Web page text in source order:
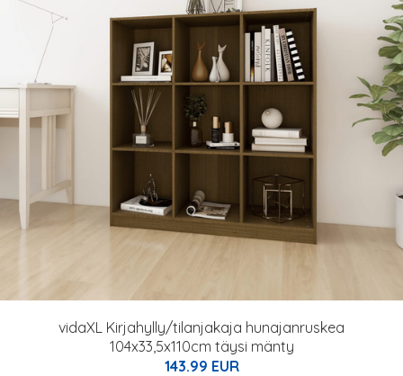
vidaXL Kirjahylly/tilanjakaja hunajanruskea
104x33,5x110cm täysi mänty
143.99 EUR